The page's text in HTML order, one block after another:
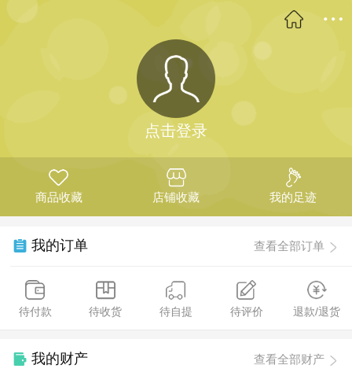
点击登录
商品收藏 店铺收藏 我的足迹
我的订单 查看全部订单
待付款 待收货 待自提 待评价 退款/退货
我的财产 查看全部财产